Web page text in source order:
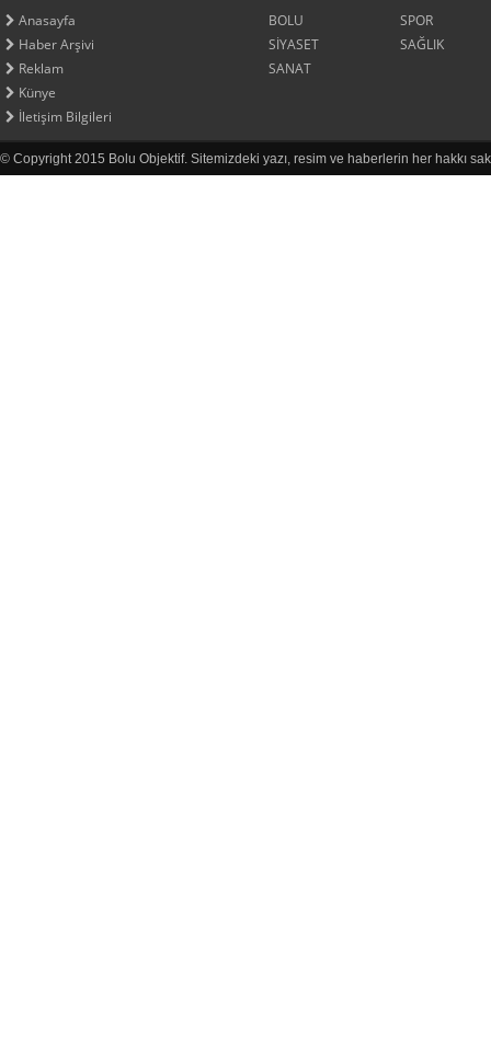
Anasayfa
Haber Arşivi
Reklam
Künye
İletişim Bilgileri
BOLU
SPOR
SİYASET
SAĞLIK
SANAT
© Copyright 2015 Bolu Objektif. Sitemizdeki yazı, resim ve haberlerin her hakkı